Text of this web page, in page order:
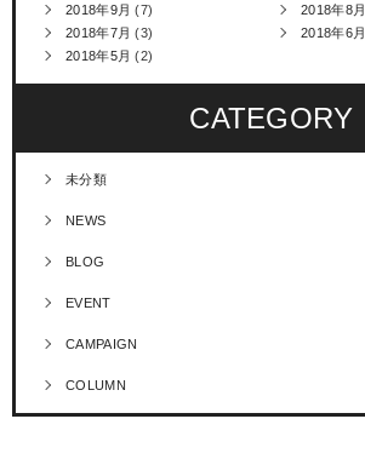
2018年9月 (7) 2018年8月
2018年7月 (3) 2018年6月
2018年5月 (2)
CATEGORY
未分類
NEWS
BLOG
EVENT
CAMPAIGN
COLUMN